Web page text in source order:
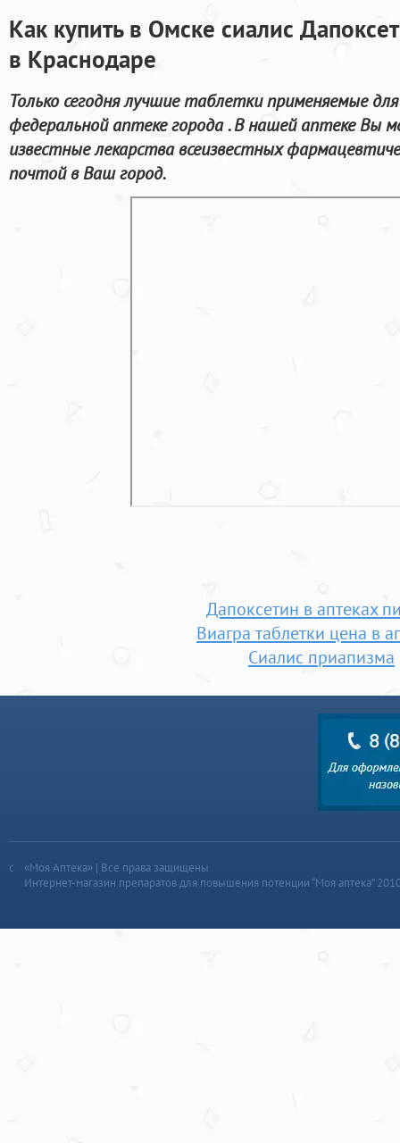
Как купить в Омске сиалис
в Краснодаре
Только сегодня лучшие таблетки применяемые
федеральной аптеке города . В нашей аптеке Вы
известные лекарства всеизвестных
почтой в Ваш город.
Дапоксетин в аптеках
Виагра таблетки цена в
Сиалис приапизма
«Моя Аптека» | Все права защищены
Интернет-магазин препаратов для повышения потенции “Моя аптека”